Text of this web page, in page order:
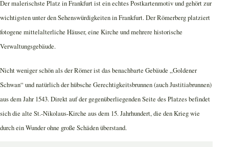
Der malerischste Platz in Frankfurt ist ein echtes Postkartenmotiv und gehört zur
wichtigsten unter den Sehenswürdigkeiten in Frankfurt. Der Römerberg platziert
fotogene mittelalterliche Häuser, eine Kirche und mehrere historische
Verwaltungsgebäude.
Nicht weniger schön als der Römer ist das benachbarte Gebäude „Goldener
Schwan“ und natürlich der hübsche Gerechtigkeitsbrunnen (auch Justitiabrunnen)
aus dem Jahr 1543. Direkt auf der gegenüberliegenden Seite des Platzes befindet
sich die alte St.-Nikolaus-Kirche aus dem 15. Jahrhundert, die den Krieg wie
durch ein Wunder ohne große Schäden überstand.